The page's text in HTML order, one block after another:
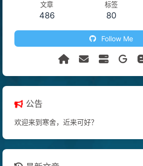
文章
486
标签
80
Follow Me
公告
欢迎来到寒舍，近来可好？